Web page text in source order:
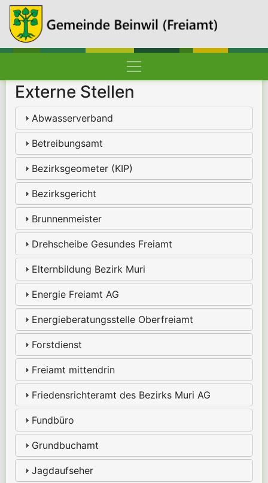
Hauptnavigation
Pfadnavigation
Startseite
Externe Stellen
Abwasserverband
Betreibungsamt
Bezirksgeometer (KIP)
Bezirksgericht
Brunnenmeister
Drehscheibe Gesundes Freiamt
Elternbildung Bezirk Muri
Energie Freiamt AG
Energieberatungsstelle Oberfreiamt
Forstdienst
Freiamt mittendrin
Friedensrichteramt des Bezirks Muri AG
Fundbüro
Grundbuchamt
Jagdaufseher